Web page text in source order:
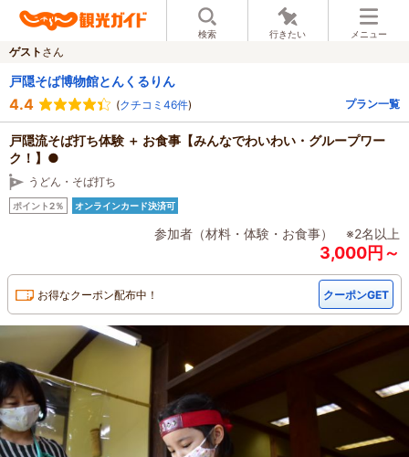
検索 行きたい メニュー
ゲスト さん
戸隠そば博物館とんくるりん
4.4 (クチコミ46件) プラン一覧
戸隠流そば打ち体験 ＋ お食事【みんなでわいわい・グループワー
ク！】●
うどん・そば打ち
ポイント2％ オンラインカード決済可
参加者（材料・体験・お食事） ※2名以上
3,000円～
お得なクーポン配布中！ クーポンGET